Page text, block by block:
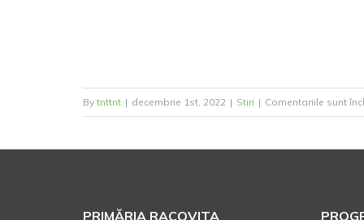
By tnttnt | decembrie 1st, 2022 | Stiri | Comentariile sunt
PRIMĂRIA RACOVITA